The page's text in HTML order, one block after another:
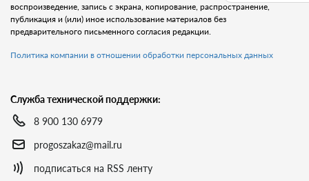
воспроизведение, запись с экрана, копирование, распространение,
публикация и (или) иное использование материалов без
предварительного письменного согласия редакции.
Политика компании в отношении обработки персональных данных
Служба технической поддержки:
8 900 130 6979
progoszakaz@mail.ru
подписаться на RSS ленту